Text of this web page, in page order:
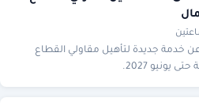
عن خدمة جديدة لتأهيل مقاولي القطاع
يونيو 2027.